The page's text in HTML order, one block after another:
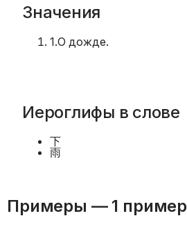
Значения
1.О дожде.
Иероглифы в слове
下
雨
Примеры — 1 пример